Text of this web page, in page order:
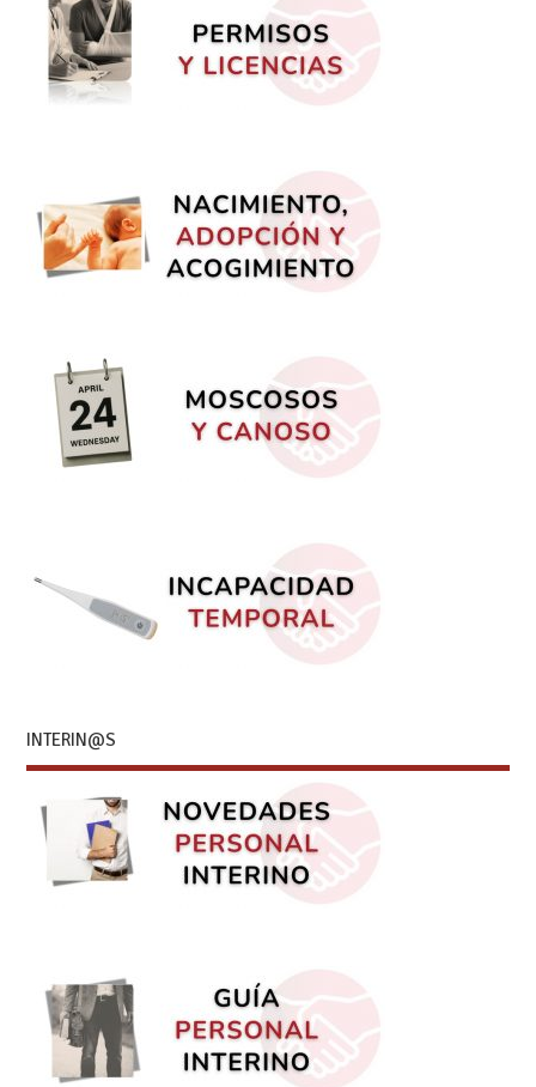
INTERIN@S